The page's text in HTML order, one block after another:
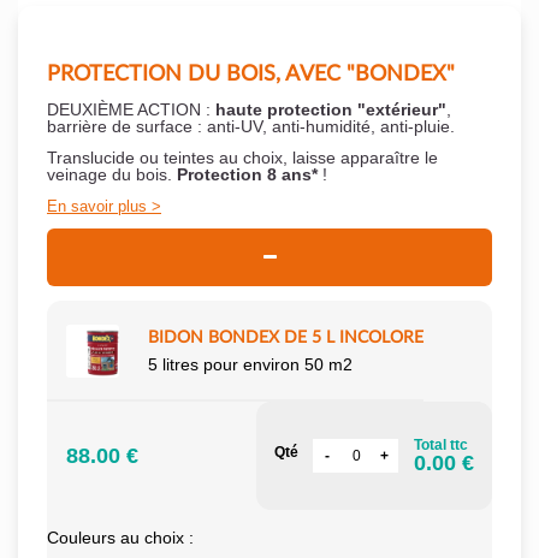
PROTECTION DU BOIS, AVEC "BONDEX"
DEUXIÈME ACTION : haute protection "extérieur"
barrière de surface : anti-UV, anti-humidité, anti-pluie.
Translucide ou teintes au choix, laisse apparaître le
veinage du bois. Protection 8 ans*!
En savoir plus
BIDON BONDEX DE 5 L INCOLORE
5 litres pour environ 50 m2
88.00 € Qté Total ttc
0.00 €
Couleurs au choix :